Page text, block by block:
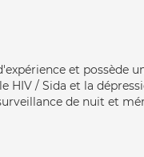
et possède
HIV / Sida et la
de nuit et